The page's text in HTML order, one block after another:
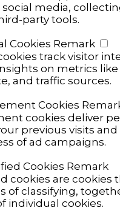
media,
party tools.
Cookies Remark
track visitor
on metrics
and traffic sources.
Cookies
cookies deliver
previous visits
of ad campaigns.
Cookies Remark
cookies are cookies
of classifying,
individual cookies.